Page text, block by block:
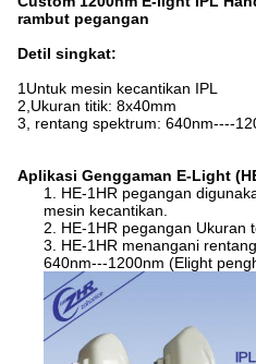
rambut pegangan
Detil singkat:
1Untuk mesin kecantikan IPL
2,Ukuran titik: 8x40mm
3, rentang spektrum: 640nm----
Aplikasi Genggaman E-Light
1. HE-1HR pegangan
mesin kecantikan.
2. HE-1HR pegangan Ukuran
3. HE-1HR menangani
640nm---1200nm (Elight